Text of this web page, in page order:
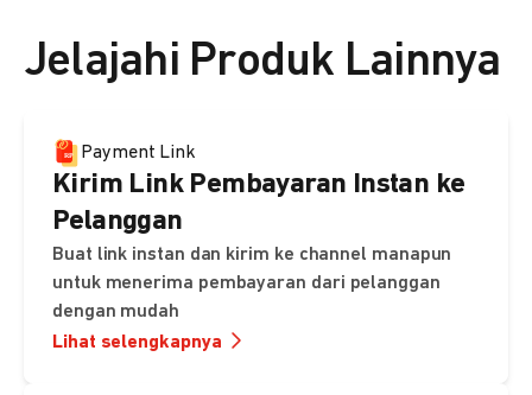
Jelajahi Produk Lainnya
Payment Link
Kirim Link Pembayaran Instan ke
Pelanggan
Buat link instan dan kirim ke channel manapun
untuk menerima pembayaran dari pelanggan
dengan mudah
Lihat selengkapnya